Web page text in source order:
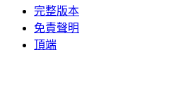
完整版本
免責聲明
頂端